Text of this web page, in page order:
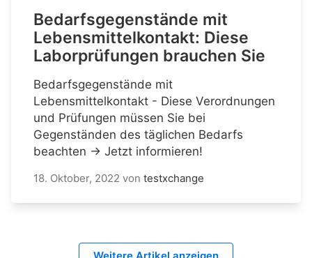
Bedarfsgegenstände mit
Lebensmittelkontakt: Diese
Laborprüfungen brauchen Sie
Bedarfsgegenstände mit
Lebensmittelkontakt - Diese Verordnungen
und Prüfungen müssen Sie bei
Gegenständen des täglichen Bedarfs
beachten → Jetzt informieren!
18. Oktober, 2022 von testxchange